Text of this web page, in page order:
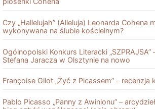
Czy „Hallelujah” (Alleluja) Leonarda Cohena
wykonywana na ślubie kościelnym?
Ogólnopolski Konkurs Literacki „SZPRAJSA”
Stefana Jaracza w Olsztynie na nowo
Françoise Gilot „Żyć z Picassem” – recenzja
Pablo Picasso „Panny z Awinionu” –